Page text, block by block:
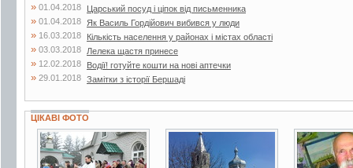
» 01.04.2018 Царський посуд і ціпок від письменника
» 01.04.2018 Як Василь Гордійович вибився у люди
» 16.03.2018 Кількість населення у районах і містах області
» 03.03.2018 Лелека щастя принесе
» 12.02.2018 Водії! готуйте кошти на нові аптечки
» 29.01.2018 Замітки з історії Бершаді
ЦІКАВІ ФОТО
3 фото 3 фото 2 фото